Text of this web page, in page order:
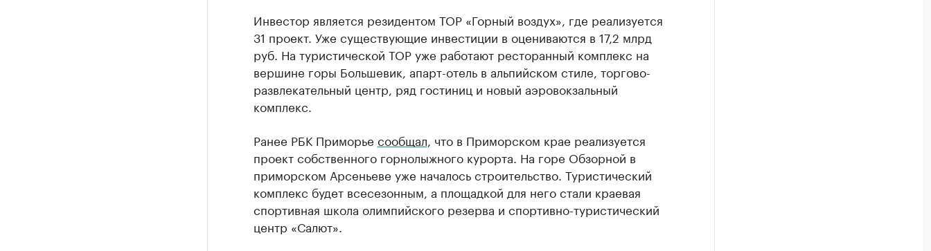
Инвестор является резидентом ТОР «Горный воздух», где реализуется
31 проект. Уже существующие инвестиции в оцениваются в 17,2 млрд
руб. На туристической ТОР уже работают ресторанный комплекс на
вершине горы Большевик, апарт-отель в альпийском стиле, торгово-
развлекательный центр, ряд гостиниц и новый аэровокзальный
комплекс.
Ранее РБК Приморье сообщал , что в Приморском крае реализуется
проект собственного горнолыжного курорта. На горе Обзорной в
приморском Арсеньеве уже началось строительство. Туристический
комплекс будет всесезонным, а площадкой для него стали краевая
спортивная школа олимпийского резерва и спортивно-туристический
центр «Салют».